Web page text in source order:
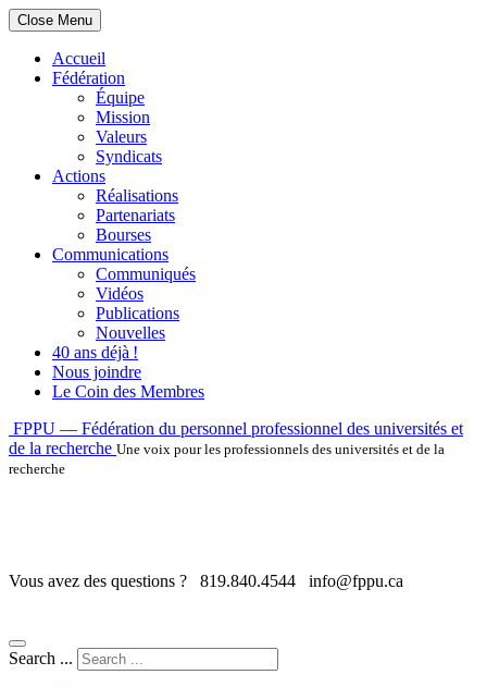
Close Menu
Accueil
Fédération
Équipe
Mission
Valeurs
Syndicats
Actions
Réalisations
Partenariats
Bourses
Communications
Communiqués
Vidéos
Publications
Nouvelles
40 ans déjà !
Nous joindre
Le Coin des Membres
Skip
to
content
FPPU — Fédération du personnel professionnel des universités et
de la recherche Une voix pour les professionnels des universités et de la
recherche
Vous avez des questions ? 819.840.4544 info@fppu.ca
Search ...